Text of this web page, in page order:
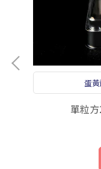
蛋
單粒